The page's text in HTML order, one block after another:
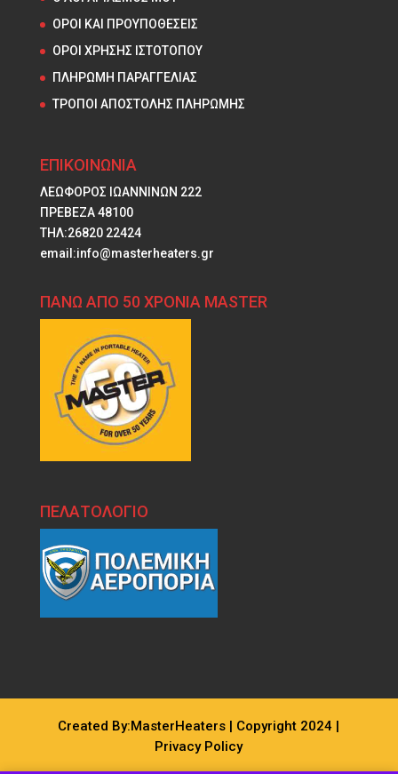
ΟΡΟΙ ΚΑΙ ΠΡΟΥΠΟΘΕΣΕΙΣ
ΟΡΟΙ ΧΡΗΣΗΣ ΙΣΤΟΤΟΠΟΥ
ΠΛΗΡΩΜΗ ΠΑΡΑΓΓΕΛΙΑΣ
ΤΡΟΠΟΙ ΑΠΟΣΤΟΛΗΣ ΠΛΗΡΩΜΗΣ
ΕΠΙΚΟΙΝΩΝΙΑ
ΛΕΩΦΟΡΟΣ ΙΩΑΝΝΙΝΩΝ 222
ΠΡΕΒΕΖΑ 48100
ΤΗΛ:26820 22424
email:info@masterheaters.gr
ΠΑΝΩ ΑΠΟ 50 ΧΡΟΝΙΑ MASTER
ΠΕΛΑΤΟΛΟΓΙΟ
Created By:MasterHeaters | Copyright 2024 |
Privacy Policy